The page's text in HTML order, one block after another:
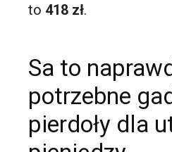
to 418 zł.
Sa to
potrzebne
pierdoły dla